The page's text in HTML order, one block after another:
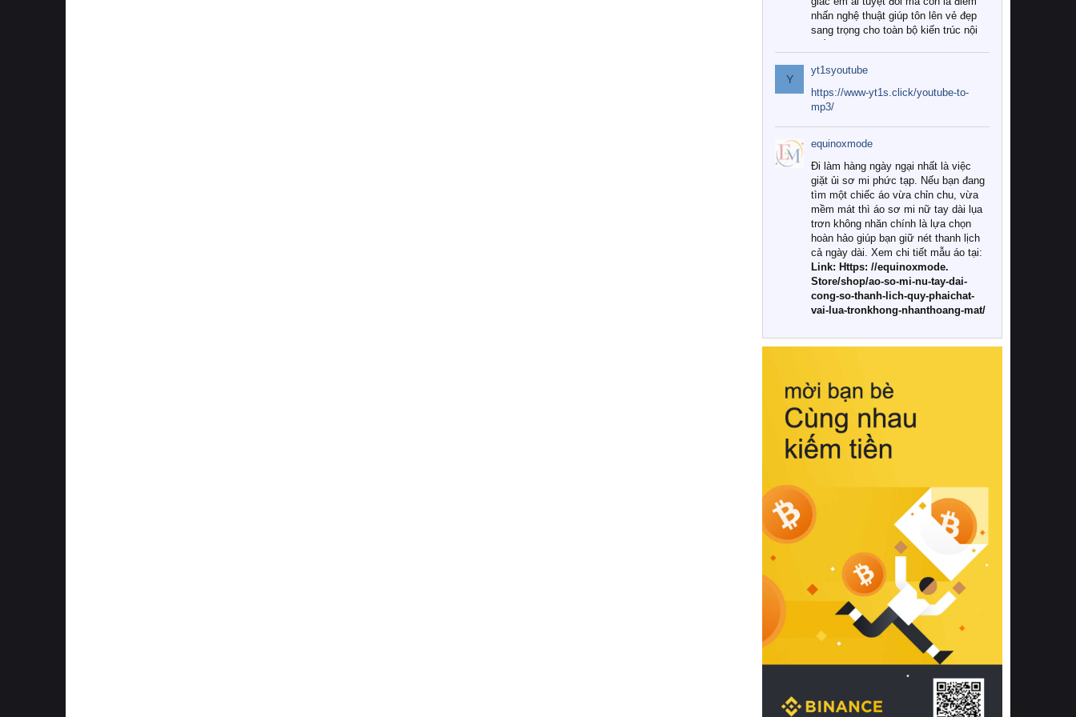
nhấn nghệ thuật giúp tôn lên vẻ đẹp
sang trọng cho toàn bộ kiến trúc nội
Tuy nhiên, giữa thị trường đa dạng
với vô vàn thương hiệu và mẫu mã
như hiện nay, làm thế nào để chọn
được những bộ chăn ga gối đệm cao
cấp thực sự chất lượng, phù hợp với
khí hậu và nhu cầu sử dụng của gia
đình? Hãy cùng chúng tôi đi tìm lời
giải đáp chi tiết qua bài viết dưới đây.
1. Tại sao các gia đình hiện đại lại ưa
chuộng chăn ga gối đệm cao cấp?
Khác với các dòng sản phẩm thông
thường, những bộ chăn ga gối đệm
cao cấp trải qua quy trình sản xuất
nghiêm ngặt từ khâu chọn lọc nguyên
liệu tự nhiên đến công nghệ dệt
nhuộm hiện đại không chứa hóa chất
này, bạn sẽ cảm nhận rõ rệt sự khác
hồi chuẩn xác của phần đệm nâng đỡ
cột sống.
Bên cạnh đó, việc lựa chọn các dòng
sản phẩm đạt chuẩn chất lượng quốc
tế còn giúp ngăn ngừa tình trạng kích
khuẩn và nấm mốc trong điều kiện
thời tiết nóng ẩm. Bạn có thể tìm hiểu
thêm các nghiên cứu khoa học về tác
động của giấc ngủ và môi trường
phòng ngủ đối với sức khỏe con
người tại Sleep Foundation (External
Link) để có cái nhìn toàn diện hơn.
2. Các tiêu chí vàng khi lựa chọn
chăn ga gối đệm cao cấp cho phòng
ngủ
Để sở hữu một bộ chăn ga gối đệm
cao cấp hoàn hảo cả về thẩm mỹ lẫn
công năng, người tiêu dùng cần cân
nhắc kỹ lưỡng các tiêu chí quan trọng
Y
yt1syoutube
https://www-yt1s.click/youtube-to-
mp3/
equinoxmode
Đi làm hàng ngày ngại nhất là việc
giặt ủi sơ mi phức tạp. Nếu bạn đang
tìm một chiếc áo vừa chỉn chu, vừa
mềm mát thì áo sơ mi nữ tay dài lụa
trơn không nhăn chính là lựa chọn
hoàn hảo giúp bạn giữ nét thanh lịch
cả ngày dài. Xem chi tiết mẫu áo tại:
Link: Https: //equinoxmode.
Store/shop/ao-so-mi-nu-tay-dai-
cong-so-thanh-lich-quy-phaichat-
vai-lua-tronkhong-nhanthoang-mat/